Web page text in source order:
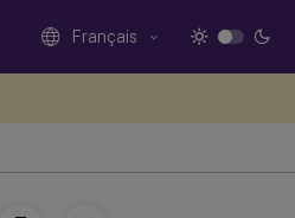
Français